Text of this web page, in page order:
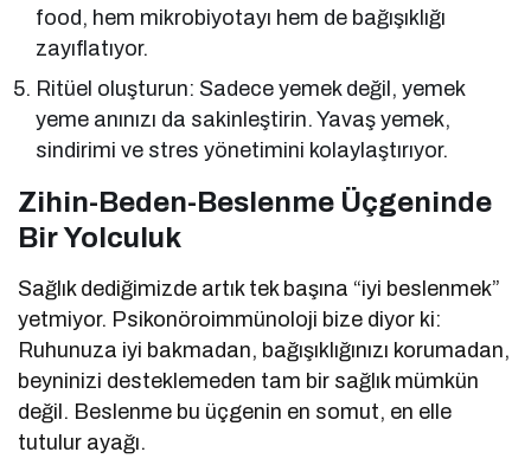
food, hem mikrobiyotayı hem de bağışıklığı
zayıflatıyor.
Ritüel oluşturun: Sadece yemek değil, yemek
yeme anınızı da sakinleştirin. Yavaş yemek,
sindirimi ve stres yönetimini kolaylaştırıyor.
Zihin-Beden-Beslenme Üçgeninde
Bir Yolculuk
Sağlık dediğimizde artık tek başına “iyi beslenmek”
yetmiyor. Psikonöroimmünoloji bize diyor ki:
Ruhunuza iyi bakmadan, bağışıklığınızı korumadan,
beyninizi desteklemeden tam bir sağlık mümkün
değil. Beslenme bu üçgenin en somut, en elle
tutulur ayağı.